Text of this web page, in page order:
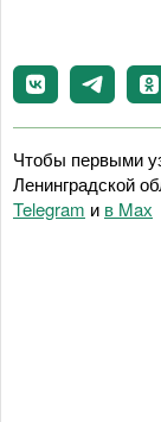
Чтобы первыми
Ленинградской
Telegram и в Maх